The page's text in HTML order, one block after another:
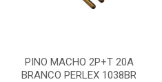
PINO MACHO 2P+T 20A
BRANCO PERLEX 1038BR